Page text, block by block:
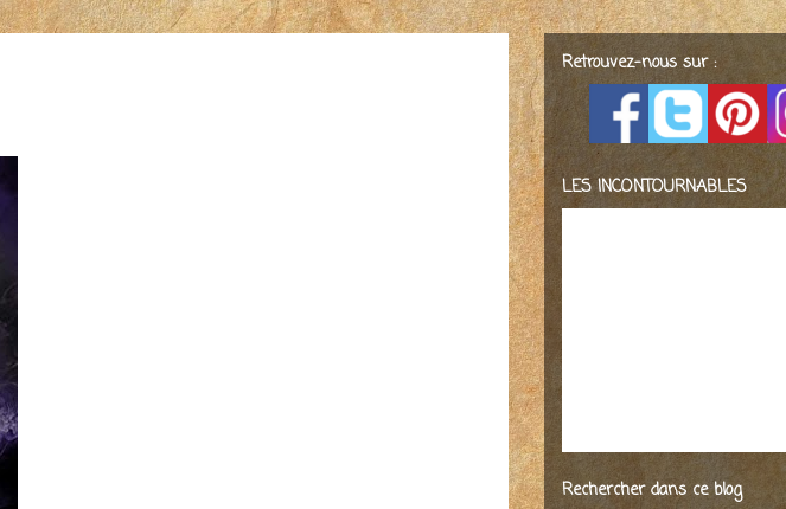
Retrouvez-nous sur :
LES INCONTOURNABLES
Rechercher dans ce blog